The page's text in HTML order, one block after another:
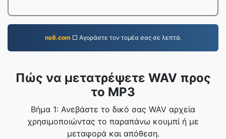
ns6.com□ Αγοράστε τον τομέα σας σε λεπτά.
Πώς να μετατρέψετε WAV προς
το MP3
Βήμα 1: Ανεβάστε το δικό σας WAV αρχεία
χρησιμοποιώντας το παραπάνω κουμπί ή με
μεταφορά και απόθεση.